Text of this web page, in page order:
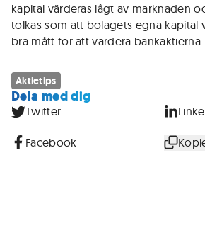
kapital värderas lågt av marknaden
tolkas som att bolagets egna kapital
bra mått för att värdera bankaktierna.
Aktietips
Dela med dig
Twitter
Facebook